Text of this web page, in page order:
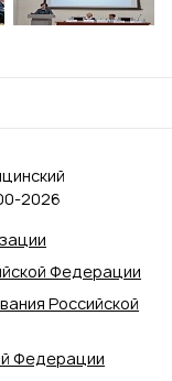
Федерации
Российской
Федерации